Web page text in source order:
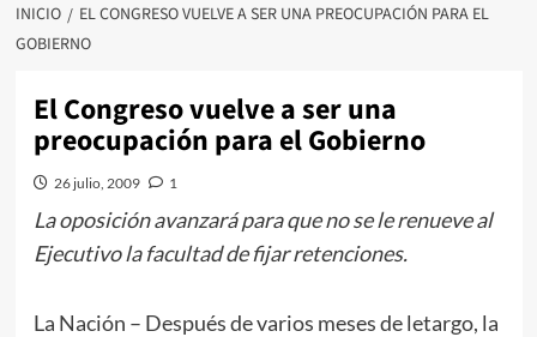
INICIO
EL CONGRESO VUELVE A SER UNA PREOCUPACIÓN PARA EL
GOBIERNO
El Congreso vuelve a ser una
preocupación para el Gobierno
26 julio, 2009 1
La oposición avanzará para que no se le renueve al
Ejecutivo la facultad de fijar retenciones.
La Nación – Después de varios meses de letargo, la